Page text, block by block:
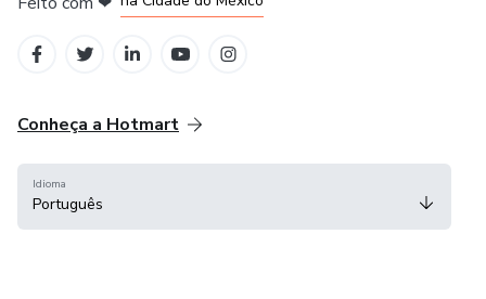
Conheça a Hotmart
Idioma
Português